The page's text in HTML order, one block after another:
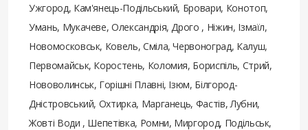
Ужгород, Кам'янець-Подільський, Бровари, Конотоп,
Умань, Мукачеве, Олександрія, Дрого , Ніжин, Ізмаїл,
Новомосковськ, Ковель, Сміла, Червоноград, Калуш,
Первомайськ, Коростень, Коломия, Бориспіль, Стрий,
Нововолинськ, Горішні Плавні, Ізюм, Білгород-
Дністровський, Охтирка, Марганець, Фастів, Лубни,
Жовті Води , Шепетівка, Ромни, Миргород, Подільськ,